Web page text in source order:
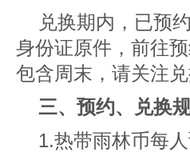
兑换期内，已预
身份证原件，前往
包含周末，请关注
三、预约、兑换
1.热带雨林币每